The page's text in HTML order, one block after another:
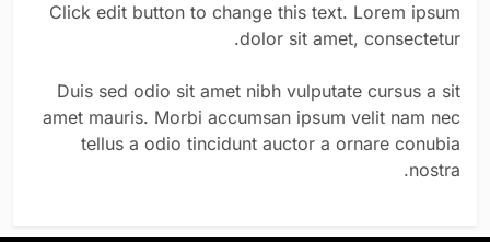
Click edit button to change this text. Lorem ipsum
dolor sit amet, consectetur.
Duis sed odio sit amet nibh vulputate cursus a sit
amet mauris. Morbi accumsan ipsum velit nam nec
tellus a odio tincidunt auctor a ornare conubia
nostra.